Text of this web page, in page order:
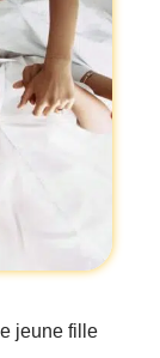
jeune fille